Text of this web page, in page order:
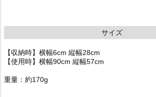
サイズ
【収納時】横幅6cm 縦幅28cm
【使用時】横幅90cm 縦幅57cm
重量：約170g